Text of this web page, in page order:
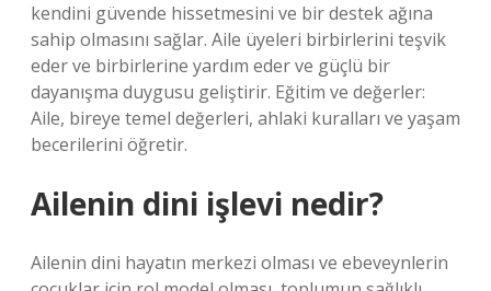
kendini güvende hissetmesini ve bir destek ağına
sahip olmasını sağlar. Aile üyeleri birbirlerini teşvik
eder ve birbirlerine yardım eder ve güçlü bir
dayanışma duygusu geliştirir. Eğitim ve değerler:
Aile, bireye temel değerleri, ahlaki kuralları ve yaşam
becerilerini öğretir.
Ailenin dini işlevi nedir?
Ailenin dini hayatın merkezi olması ve ebeveynlerin